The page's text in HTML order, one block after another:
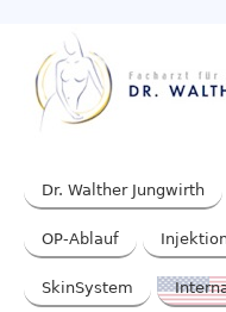
Dr. Walther Jungwirth
OP-Ablauf
SkinSystem